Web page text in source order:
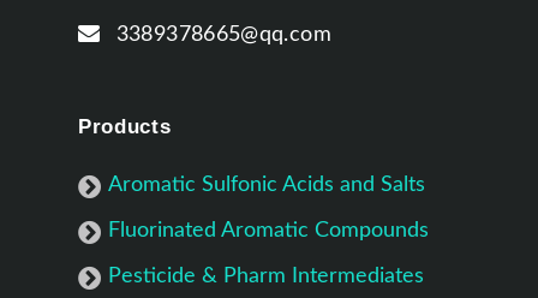
3389378665@qq.com
Products
Aromatic Sulfonic Acids and Salts
Fluorinated Aromatic Compounds
Pesticide & Pharm Intermediates